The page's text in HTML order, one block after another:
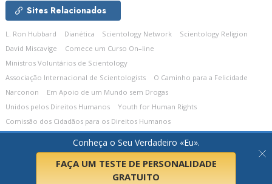
Conheça o Seu Verdadeiro «Eu».
FAÇA UM TESTE DE PERSONALIDADE
GRATUITO
Sites Relacionados
L. Ron Hubbard Dianética Scientology Network
Scientology Religion
David Miscavige
Comece um Curso On–line
Ministros Voluntários de Scientology
Associação Internacional de Scientologists
O Caminho para a Felicidade
Narconon
Em Apoio de um Mundo sem Drogas
Unidos pelos Direitos Humanos
Youth for Human Rights
Comissão dos Cidadãos para os Direitos Humanos
Church of Scientology Celebrity Centre International.
Reservados.Política de Privacidade•Política de Cookies•Termos de Utilização